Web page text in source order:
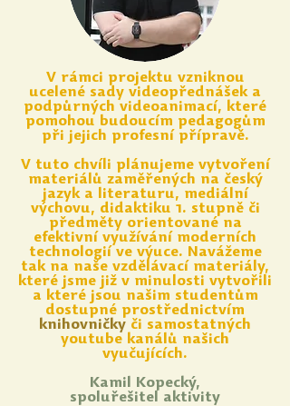
V rámci projektu vzniknou
ucelené sady videopřednášek a
podpůrných videoanimací, které
pomohou budoucím pedagogům
při jejich profesní přípravě.
V tuto chvíli plánujeme vytvoření
materiálů zaměřených na český
jazyk a literaturu, mediální
výchovu, didaktiku 1. stupně či
předměty orientované na
efektivní využívání moderních
technologií ve výuce. Navážeme
tak na naše vzdělávací materiály,
které jsme již v minulosti vytvořili
a které jsou našim studentům
dostupné prostřednictvím
knihovničky či samostatných
youtube kanálů našich
vyučujících.
Kamil Kopecký,
spoluřešitel aktivity